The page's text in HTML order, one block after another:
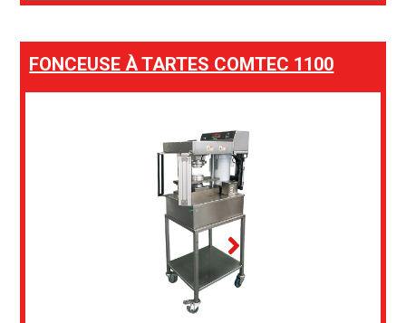
FONCEUSE À TARTES COMTEC 1100